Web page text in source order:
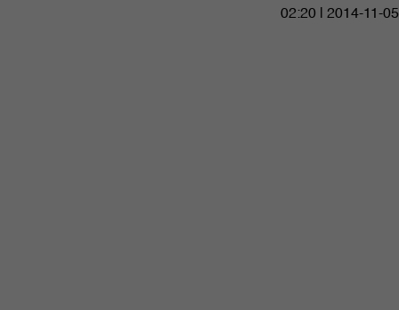
02:20 | 2014-11-05